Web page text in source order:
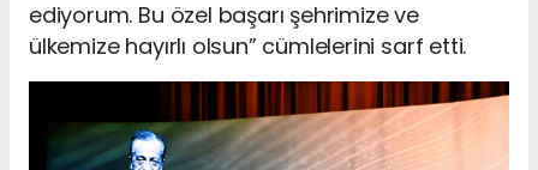
ediyorum. Bu özel başarı şehrimize ve
ülkemize hayırlı olsun” cümlelerini sarf etti.